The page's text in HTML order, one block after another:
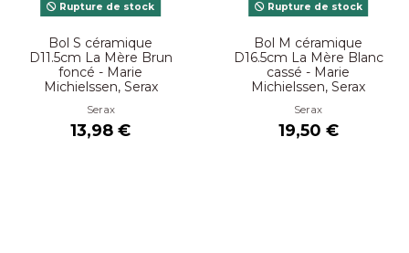
Rupture de stock
Bol S céramique
D11.5cm La Mère Brun
foncé - Marie
Michielssen, Serax
Serax
13,98 €
Rupture de stock
Bol M céramique
D16.5cm La Mère Blanc
cassé - Marie
Michielssen, Serax
Serax
19,50 €